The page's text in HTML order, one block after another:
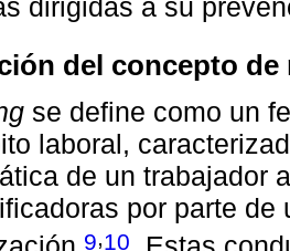
dirigidas a su
del concepto de
se define como un
laboral,
de un trabajador
por parte
9,10